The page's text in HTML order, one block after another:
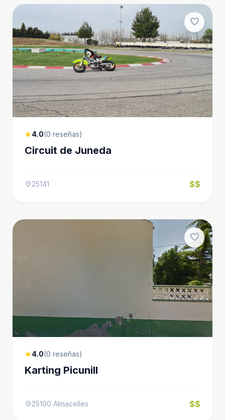
favorite
star4.0(0 reseñas)
Circuit de Juneda
location_on25141 $$
favorite
star4.0(0 reseñas)
Karting Picunill
location_on25100 Almacelles $$